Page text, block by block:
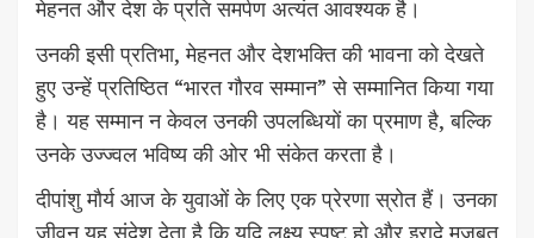
मेहनत और देश के प्रति समर्पण अत्यंत आवश्यक है।
उनकी इसी प्रतिभा, मेहनत और देशभक्ति की भावना को देखते
हुए उन्हें प्रतिष्ठित “भारत गौरव सम्मान” से सम्मानित किया गया
है। यह सम्मान न केवल उनकी उपलब्धियों का प्रमाण है, बल्कि
उनके उज्ज्वल भविष्य की ओर भी संकेत करता है।
दीपांशु मौर्य आज के युवाओं के लिए एक प्रेरणा स्रोत हैं। उनका
जीवन यह संदेश देता है कि यदि लक्ष्य स्पष्ट हो और इरादे मजबूत